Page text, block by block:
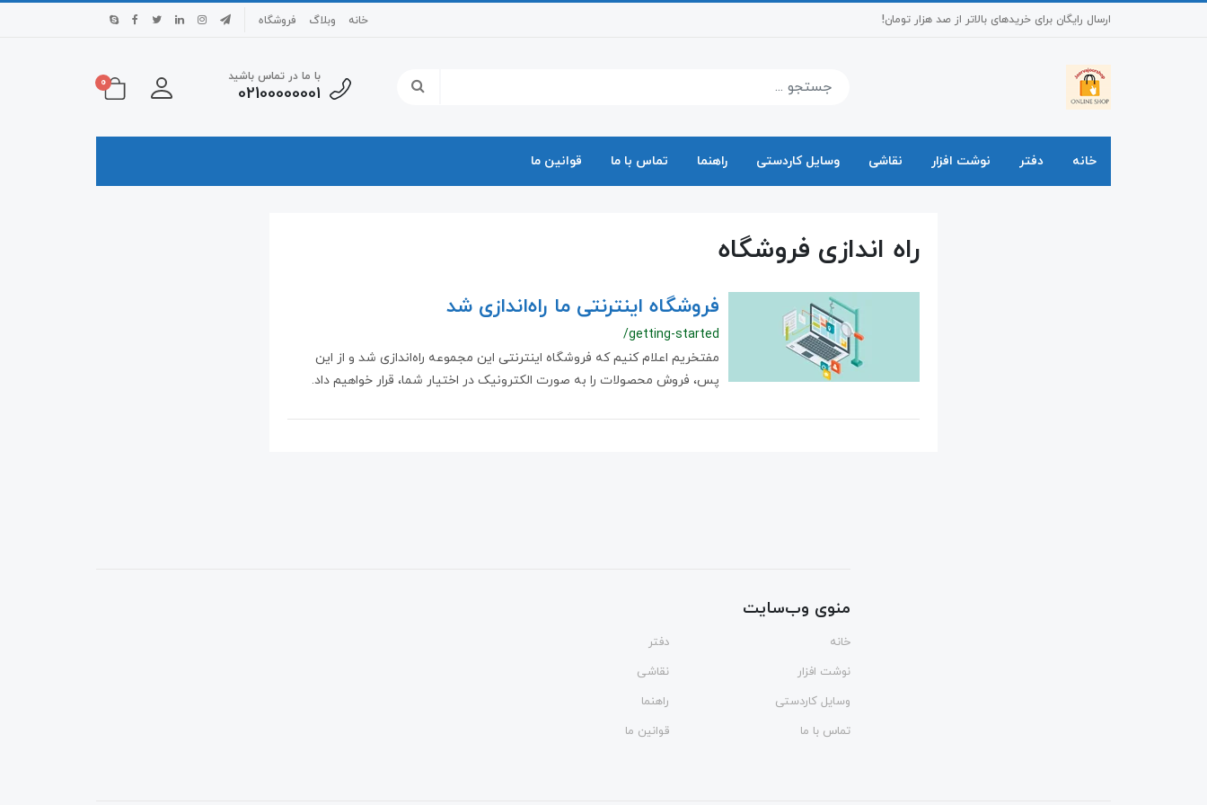
ارسال رایگان برای خریدهای بالاتر از صد هزار تومان! خانه وبلاگ فروشگاه
با ما در تماس باشید
0210000000۱ 0
خانه دفتر نوشت افزار نقاشی وسایل کاردستی راهنما تماس با ما قوانین ما
راه اندازی فروشگاه
فروشگاه اینترنتی ما راه‌اندازی شد
/getting-started
مفتخریم اعلام کنیم که فروشگاه اینترنتی این مجموعه راه‌اندازی شد و از این
پس، فروش محصولات را به صورت الکترونیک در اختیار شما، قرار خواهیم داد.
منوی وب‌سایت
خانه
دفتر
نوشت افزار
نقاشی
وسایل کاردستی
راهنما
تماس با ما
قوانین ما